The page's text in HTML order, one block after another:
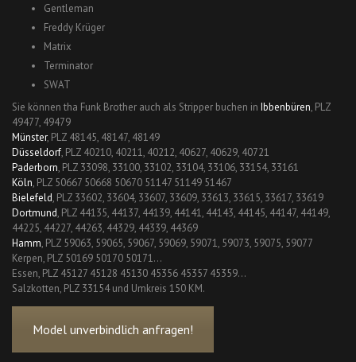
Gentleman
Freddy Krüger
Matrix
Terminator
SWAT
Sie können tha Funk Brother auch als Stripper buchen in Ibbenbüren, PLZ
49477, 49479
Münster, PLZ 48145, 48147, 48149
Düsseldorf, PLZ 40210, 40211, 40212, 40627, 40629, 40721
Paderborn, PLZ 33098, 33100, 33102, 33104, 33106, 33154, 33161
Köln, PLZ 50667 50668 50670 51147 51149 51467
Bielefeld, PLZ 33602, 33604, 33607, 33609, 33613, 33615, 33617, 33619
Dortmund, PLZ 44135, 44137, 44139, 44141, 44143, 44145, 44147, 44149,
44225, 44227, 44263, 44329, 44339, 44369
Hamm, PLZ 59063, 59065, 59067, 59069, 59071, 59073, 59075, 59077
Kerpen, PLZ 50169 50170 50171…
Essen, PLZ 45127 45128 45130 45356 45357 45359…
Salzkotten, PLZ 33154 und Umkreis 150 KM.
Model unverbindlich anfragen!